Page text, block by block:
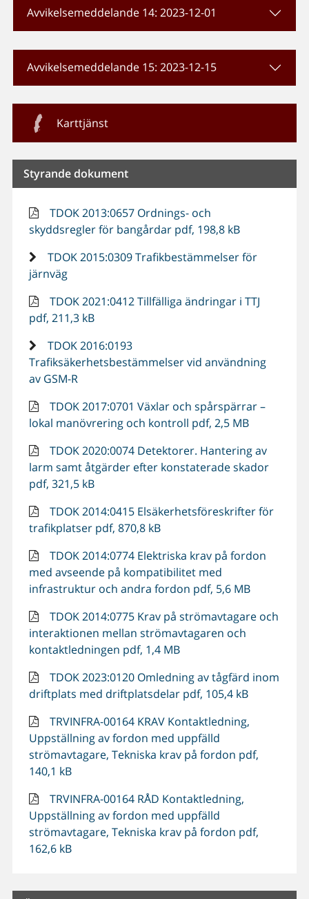
Avvikelsemeddelande 14: 2023-12-01
Avvikelsemeddelande 15: 2023-12-15
Karttjänst
Styrande dokument
TDOK 2013:0657 Ordnings- och
skyddsregler för bangårdar pdf, 198,8 kB
TDOK 2015:0309 Trafikbestämmelser för
järnväg
TDOK 2021:0412 Tillfälliga ändringar i TTJ
pdf, 211,3 kB
TDOK 2016:0193
Trafiksäkerhetsbestämmelser vid användning
av GSM-R
TDOK 2017:0701 Växlar och spårspärrar –
lokal manövrering och kontroll pdf, 2,5 MB
TDOK 2020:0074 Detektorer. Hantering av
larm samt åtgärder efter konstaterade skador
pdf, 321,5 kB
TDOK 2014:0415 Elsäkerhetsföreskrifter för
trafikplatser pdf, 870,8 kB
TDOK 2014:0774 Elektriska krav på fordon
med avseende på kompatibilitet med
infrastruktur och andra fordon pdf, 5,6 MB
TDOK 2014:0775 Krav på strömavtagare och
interaktionen mellan strömavtagaren och
kontaktledningen pdf, 1,4 MB
TDOK 2023:0120 Omledning av tågfärd inom
driftplats med driftplatsdelar pdf, 105,4 kB
TRVINFRA-00164 KRAV Kontaktledning,
Uppställning av fordon med uppfälld
strömavtagare, Tekniska krav på fordon pdf,
140,1 kB
TRVINFRA-00164 RÅD Kontaktledning,
Uppställning av fordon med uppfälld
strömavtagare, Tekniska krav på fordon pdf,
162,6 kB